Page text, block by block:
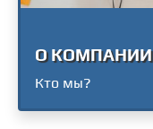
О КОМПАНИИ
Кто мы?